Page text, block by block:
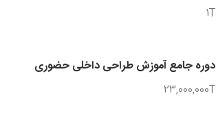
1T
دوره جامع آموزش طراحی داخلی حضوری
23,000,000T